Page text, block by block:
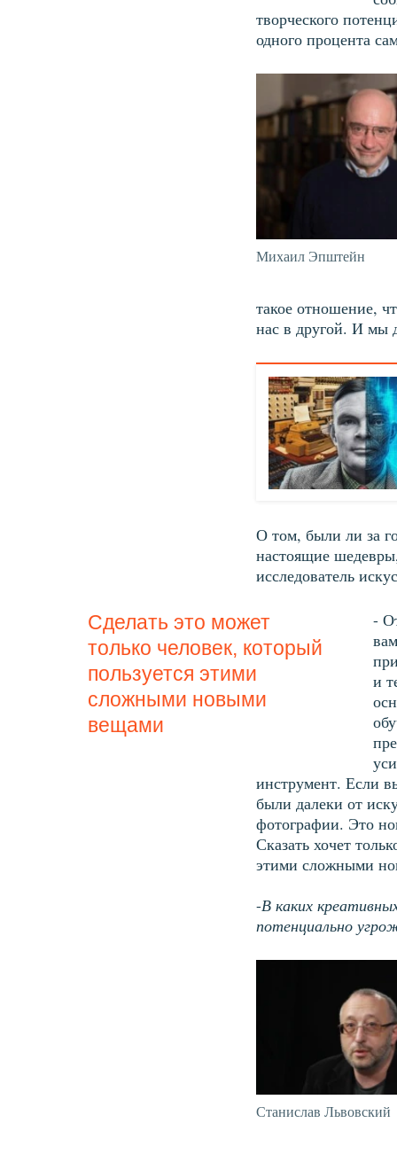
творческого
одного процента
Михаил Эпштейн
такое отношение,
нас в другой. И мы
О том, были ли за
настоящие
исследователь
Сделать это может
только человек, который
пользуется этими
сложными новыми
вещами
-
и
инструмент. Если
были далеки от
фотографии. Это
Сказать хочет
этими сложными
-В каких
потенциально
Станислав Львовский